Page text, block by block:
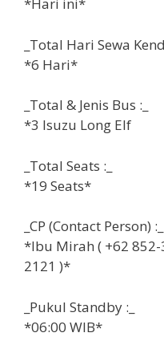
*Hari ini*
_Total Hari Sewa
*6 Hari*
_Total & Jenis Bus :_
*3 Isuzu Long Elf
_Total Seats :_
*19 Seats*
_CP (Contact Person) :_
*Ibu Mirah ( +62
2121 )*
_Pukul Standby :_
*06:00 WIB*